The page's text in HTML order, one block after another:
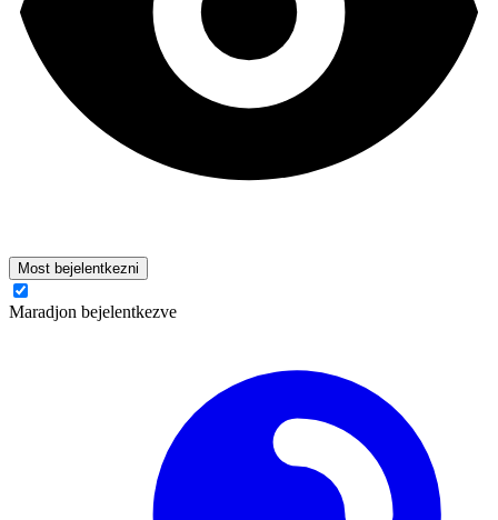
Most bejelentkezni
Maradjon bejelentkezve